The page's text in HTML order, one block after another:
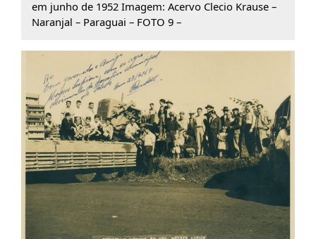
em junho de 1952 Imagem: Acervo Clecio Krause –
Naranjal – Paraguai – FOTO 9 –